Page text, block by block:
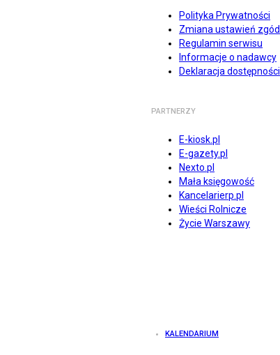
Polityka Prywatności
Zmiana ustawień zgód
Regulamin serwisu
Informacje o nadawcy
Deklaracja dostępności
PARTNERZY
E-kiosk.pl
E-gazety.pl
Nexto.pl
Mała księgowość
Kancelarierp.pl
Wieści Rolnicze
Życie Warszawy
KALENDARIUM